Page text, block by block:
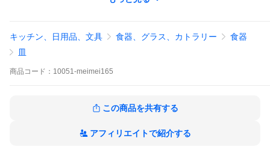
直径 16.5cm
高さ 2cm
重量 約210g
■素材
×使用不可 ⇒ 直火(オーブン、グリル、トースター含む)
キッチン、日用品、文具 食器、グラス、カトラリー
食器
皿
商品 コード： 10051-meimei165
この商品を共有する
アフィリエイトで紹介する